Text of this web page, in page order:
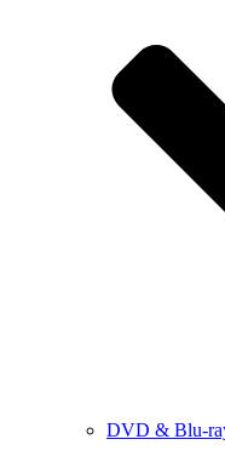
DVD & Blu-